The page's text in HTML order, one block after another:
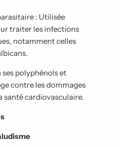
: Utilisée
traiter les infections
notamment celles
polyphénols et
contre les dommages
cardiovasculaire.